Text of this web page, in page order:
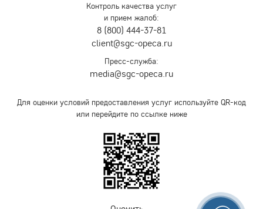
Контроль качества услуг
и прием жалоб:
8 (800) 444-37-81
client@sgc-opeca.ru
Пресс-служба:
media@sgc-opeca.ru
Для оценки условий предоставления услуг используйте QR-код
или перейдите по ссылке ниже